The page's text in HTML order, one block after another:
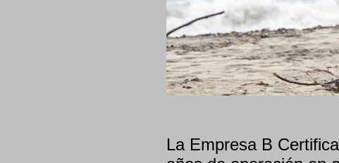
La Empresa B